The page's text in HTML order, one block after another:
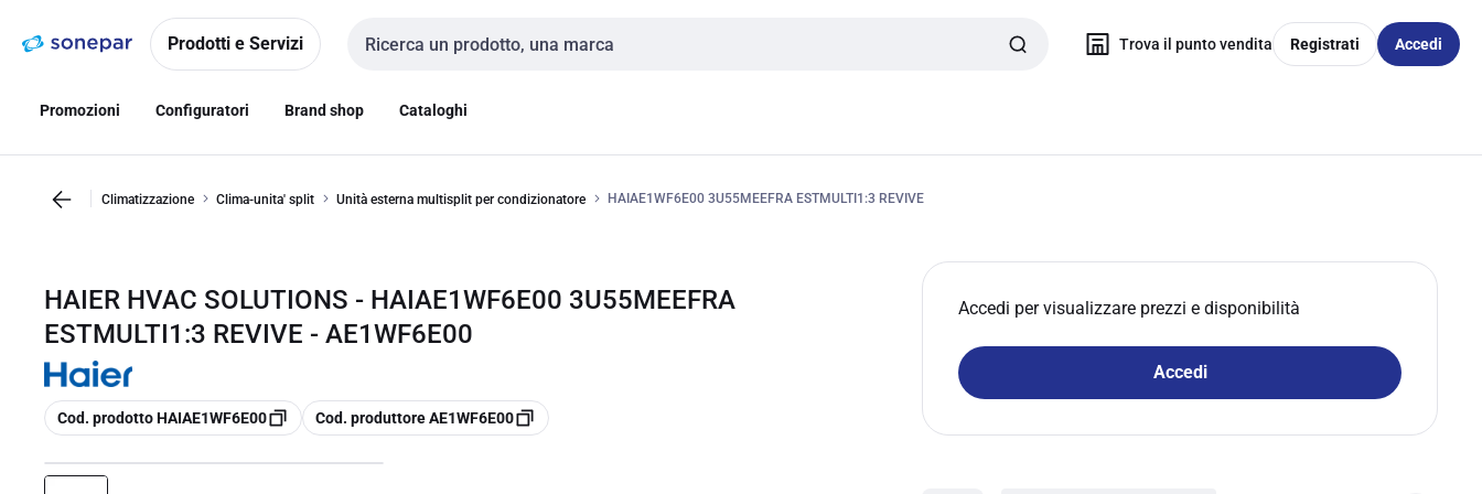
navigazionealla
Prodotti e Servizi
Cerca input
Trova il punto vendita Registrati Accedi
Promozioni Configuratori Brand shop Cataloghi
Climatizzazione Clima-unita' split Unità esterna multisplit per condizionatore HAIAE1WF6E00 3U55MEEFRA ESTMULTI1:3 REVIVE
HAIER HVAC SOLUTIONS - HAIAE1WF6E00 3U55MEEFRA
ESTMULTI1:3 REVIVE - AE1WF6E00
copia
Cod. prodotto HAIAE1WF6E00 copia
Cod. produttore AE1WF6E00
Accedi per visualizzare prezzi e disponibilità
Accedi